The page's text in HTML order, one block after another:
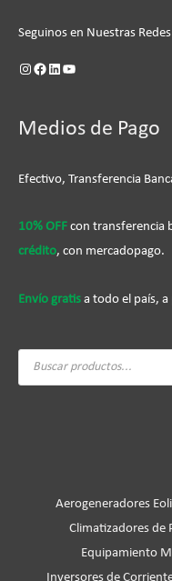
Seguinos en Nuestras Redes
Medios de Pago
Efectivo, Transferencia
10% OFF con transferencia
crédito, con mercadopago.
Envío gratis a todo el país,
Búsqueda
Aerogeneradores
Climatizadores de
Equipamiento
Inversores de